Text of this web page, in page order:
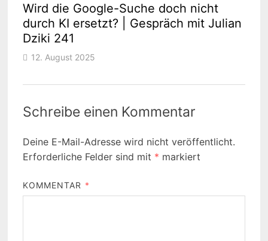
Wird die Google-Suche doch nicht
durch KI ersetzt? | Gespräch mit Julian
Dziki 241
12. August 2025
Schreibe einen Kommentar
Deine E-Mail-Adresse wird nicht veröffentlicht.
Erforderliche Felder sind mit * markiert
KOMMENTAR *